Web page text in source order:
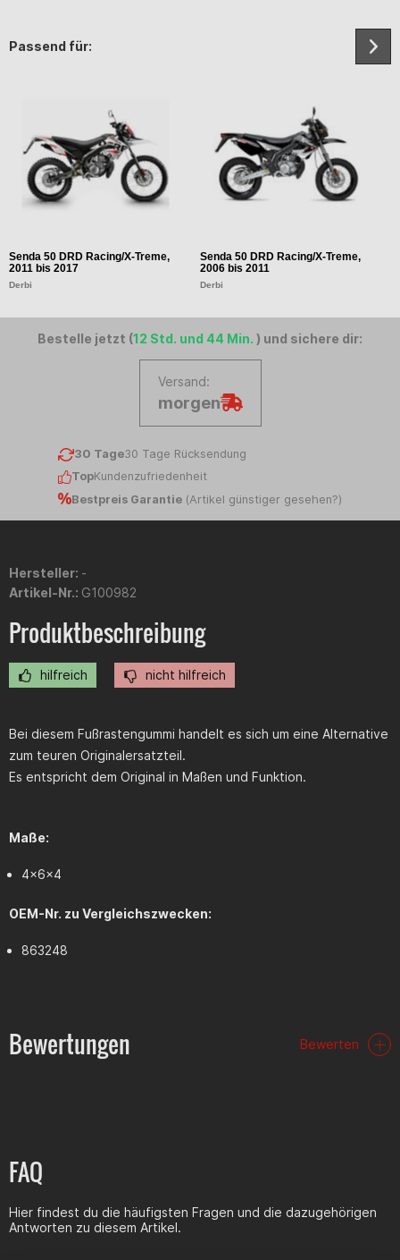
Passend für:
Senda 50 DRD Racing/X-Treme,
2011 bis 2017
Derbi
Senda 50 DRD Racing/X-Treme,
2006 bis 2011
Derbi
Bestelle jetzt (12 Std. und 44 Min. ) und sichere dir:
Versand:
morgen
30 Tage30 Tage Rücksendung
TopKundenzufriedenheit
Bestpreis Garantie (Artikel günstiger gesehen?)
Hersteller: -
Artikel-Nr.: G100982
Produktbeschreibung
hilfreich nicht hilfreich
Bei diesem Fußrastengummi handelt es sich um eine Alternative
zum teuren Originalersatzteil.
Es entspricht dem Original in Maßen und Funktion.
Maße:
4x6x4
OEM-Nr. zu Vergleichszwecken:
863248
Bewertungen Bewerten
FAQ
Hier findest du die häufigsten Fragen und die dazugehörigen
Antworten zu diesem Artikel.